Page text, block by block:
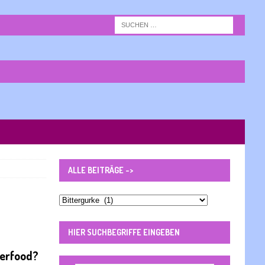
ALLE BEITRÄGE ->
Alle
HIER SUCHBEGRIFFE EINGEBEN